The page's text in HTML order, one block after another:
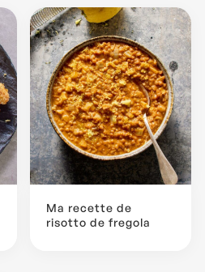
Ma recette de
risotto de fregola